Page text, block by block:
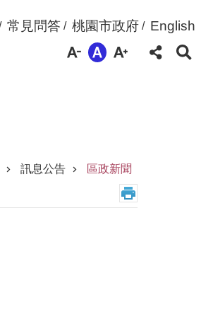
常見問答 桃園市政府 English
訊息公告 區政新聞